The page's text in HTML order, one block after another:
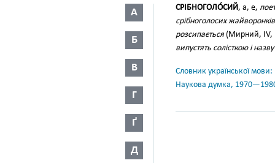
А
Б
В
Г
Ґ
Д
СРІБНОГОЛО́СИЙ, а, е,
срібноголосих
розсипається (Мирний, IV,
випустять солісткою і
Словник української
Наукова думка,